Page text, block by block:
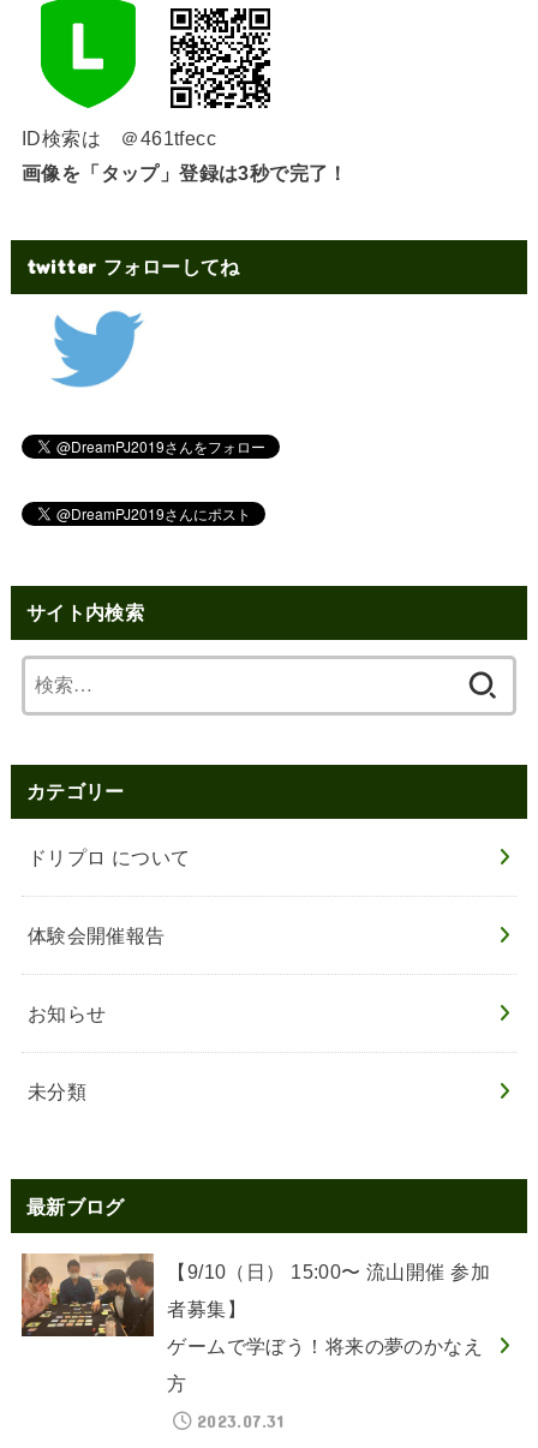
ID検索は ＠461tfecc
画像を「タップ」登録は3秒で完了！
twitter フォローしてね
サイト内検索
索:
カテゴリー
ドリプロ について
体験会開催報告
お知らせ
未分類
最新ブログ
【9/10（日） 15:00〜 流山開催 参加
者募集】
ゲームで学ぼう！将来の夢のかなえ
方
2023.07.31